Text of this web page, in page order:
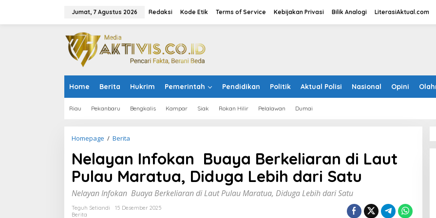
Jumat, 7 Agustus 2026 Redaksi Kode Etik Terms of Service Kebijakan Privasi Bilik Analogi LiterasiAktual.com
Home Berita Hukrim Pemerintah Pendidikan Politik Aktual Polisi Nasional Opini
Riau Pekanbaru Bengkalis Kampar Siak Rokan Hilir Pelalawan Dumai
Homepage / Berita
l
a
y
a
n
n
Nelayan Infokan Buaya Berkeliaran di Laut
Pulau Maratua, Diduga Lebih dari Satu
Nelayan Infokan Buaya Berkeliaran di Laut Pulau Maratua, Diduga Lebih dari Satu
Teguh Setiandi
15 Desember 2025
Berita